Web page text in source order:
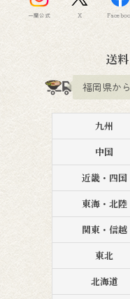
一蘭公式 X
送
福岡県か
九州
中国
近畿・四国
東海・北陸
関東・信越
東北
北海道